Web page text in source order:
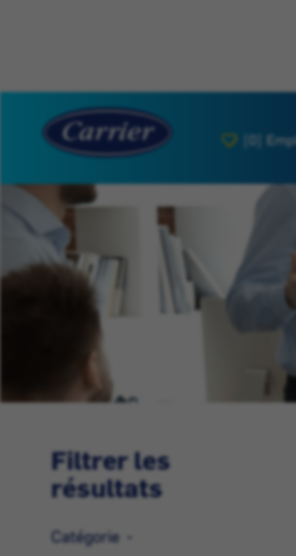
[0]
Filtrer les
résultats
Catégorie